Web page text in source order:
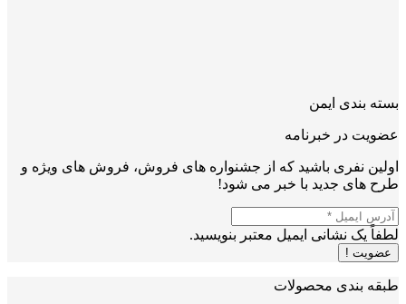
بسته بندی ایمن
عضویت در خبرنامه
اولین نفری باشید که از جشنواره های فروش، فروش های ویژه و
طرح های جدید با خبر می شود!
لطفاً یک نشانی ایمیل معتبر بنویسید.
عضویت !
طبقه بندی محصولات